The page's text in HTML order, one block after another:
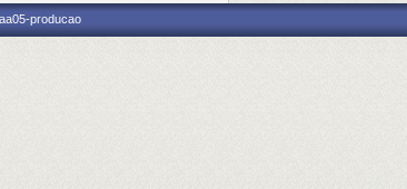
producao